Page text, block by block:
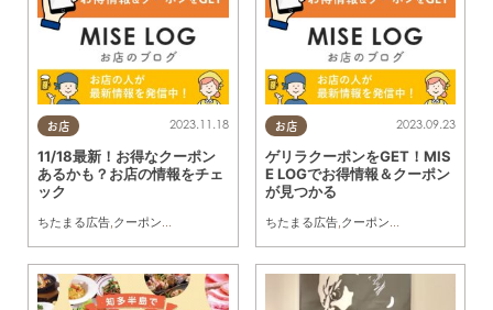
お店 2023.11.18
11/18最新！お得なクーポン
あるかも？お店の情報をチェ
ック
ちたまる広告,クーポン,トレンド
お店 2023.09.23
ゲリラクーポンをGET！MIS
E LOGでお得情報＆クーポン
が見つかる
ちたまる広告,クーポン,トレンド